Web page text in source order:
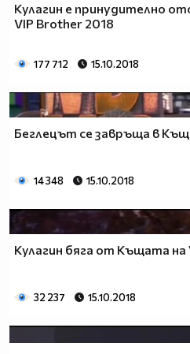
Кулагин е принудително
VIP Brother 2018
177 712 15.10.2018
Беглецът се завръща в
14 348 15.10.2018
Кулагин бяга от Къщата на
32 237 15.10.2018